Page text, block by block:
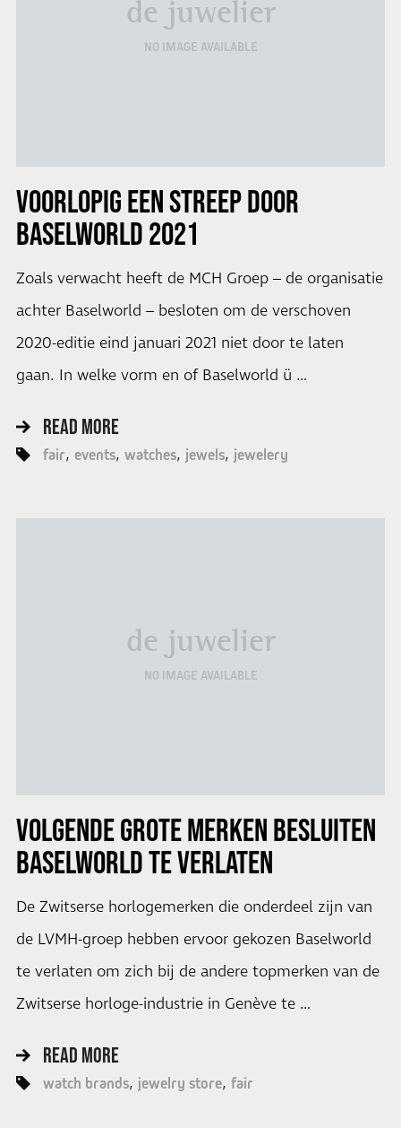
de juwelier
NO IMAGE AVAILABLE
VOORLOPIG EEN STREEP DOOR
BASELWORLD 2021
Zoals verwacht heeft de MCH Groep – de organisatie
achter Baselworld – besloten om de verschoven
2020-editie eind januari 2021 niet door te laten
gaan. In welke vorm en of Baselworld ü …
READ MORE
fair events watches jewels jewelery
de juwelier
NO IMAGE AVAILABLE
VOLGENDE GROTE MERKEN BESLUITEN
BASELWORLD TE VERLATEN
De Zwitserse horlogemerken die onderdeel zijn van
de LVMH-groep hebben ervoor gekozen Baselworld
te verlaten om zich bij de andere topmerken van de
Zwitserse horloge-industrie in Genève te …
READ MORE
watch brands jewelry store fair